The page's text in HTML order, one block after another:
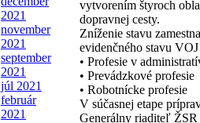
2021
november
2021
september
2021
júl 2021
február
2021
vytvorením štyroch
dopravnej cesty.
Zníženie stavu
evidenčného stavu
• Profesie v
• Prevádzkové profesie
• Robotnícke profesie
V súčasnej etape
Generálny riaditeľ ŽSR